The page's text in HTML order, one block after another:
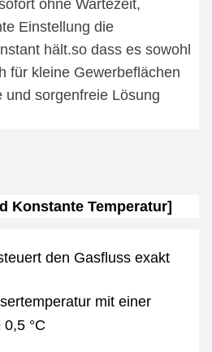
ohne Wartezeit,
Einstellung die
hält.so dass es sowohl
für kleine Gewerbeflächen
und sorgenfreie Lösung
Konstante Temperatur]
den Gasfluss exakt
mit einer
°C